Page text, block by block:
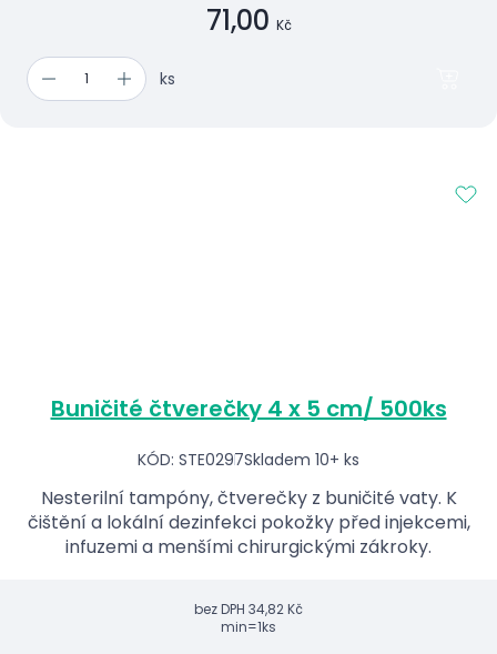
71,00 Kč
ks
Buničité čtverečky 4 x 5 cm/ 500ks
KÓD: STE0297Skladem 10+ ks
Nesterilní tampóny, čtverečky z buničité vaty. K
čištění a lokální dezinfekci pokožky před injekcemi,
infuzemi a menšími chirurgickými zákroky.
bez DPH 34,82 Kč
min=1ks